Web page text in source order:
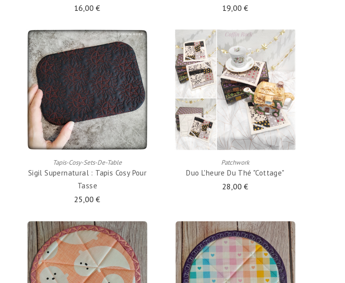
16,00 € 19,00 €
Tapis-Cosy-Sets-De-Table
Sigil Supernatural : Tapis Cosy Pour
Tasse
25,00 €
AJOUTER AU PANIER
Patchwork
Duo L'heure Du Thé "cottage"
28,00 €
AJOUTER AU PANIER